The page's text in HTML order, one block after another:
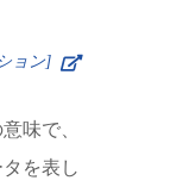
ョン]
味で、
を表し